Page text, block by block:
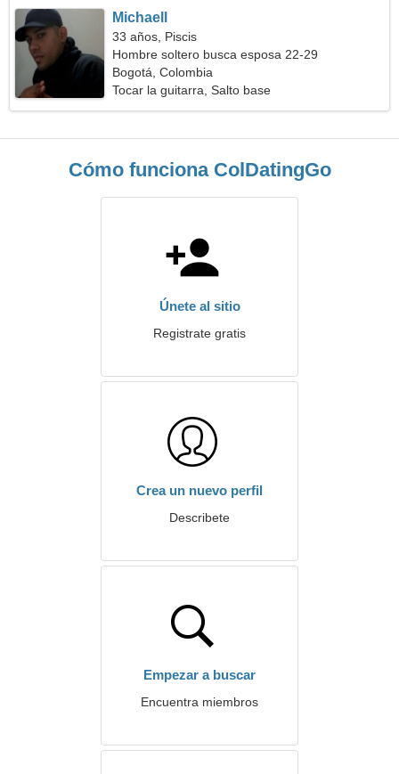
Michaell
33 años, Piscis
Hombre soltero busca esposa 22-29
Bogotá, Colombia
Tocar la guitarra, Salto base
Cómo funciona ColDatingGo
Únete al sitio
Registrate gratis
Crea un nuevo perfil
Describete
Empezar a buscar
Encuentra miembros